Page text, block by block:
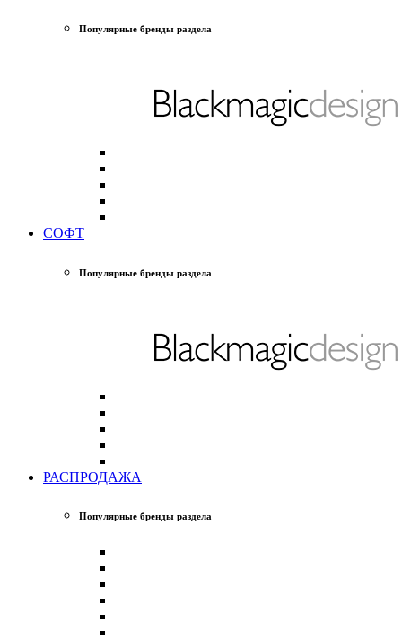
Популярные бренды раздела
СОФТ
Популярные бренды раздела
РАСПРОДАЖА
Популярные бренды раздела